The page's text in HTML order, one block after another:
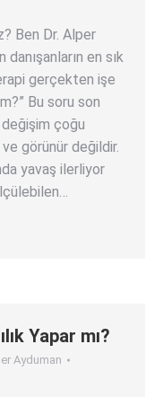
Ben Dr. Alper
en sık
gerçekten işe
Bu soru son
çoğu
görünür değildir.
yavaş ilerliyor
Yapar mı?
Ayduman